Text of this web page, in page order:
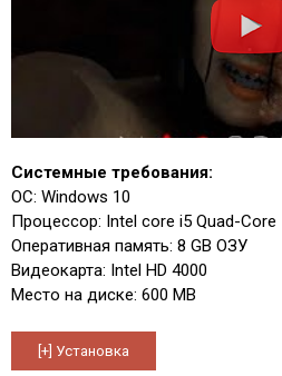
Системные требования:
ОС: Windows 10
Процессор: Intel core i5 Quad-Core
Оперативная память: 8 GB ОЗУ
Видеокарта: Intel HD 4000
Место на диске: 600 MB